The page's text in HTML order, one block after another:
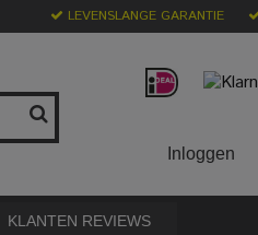
LEVENSLANGE GARANTIE
Inloggen
KLANTEN REVIEWS